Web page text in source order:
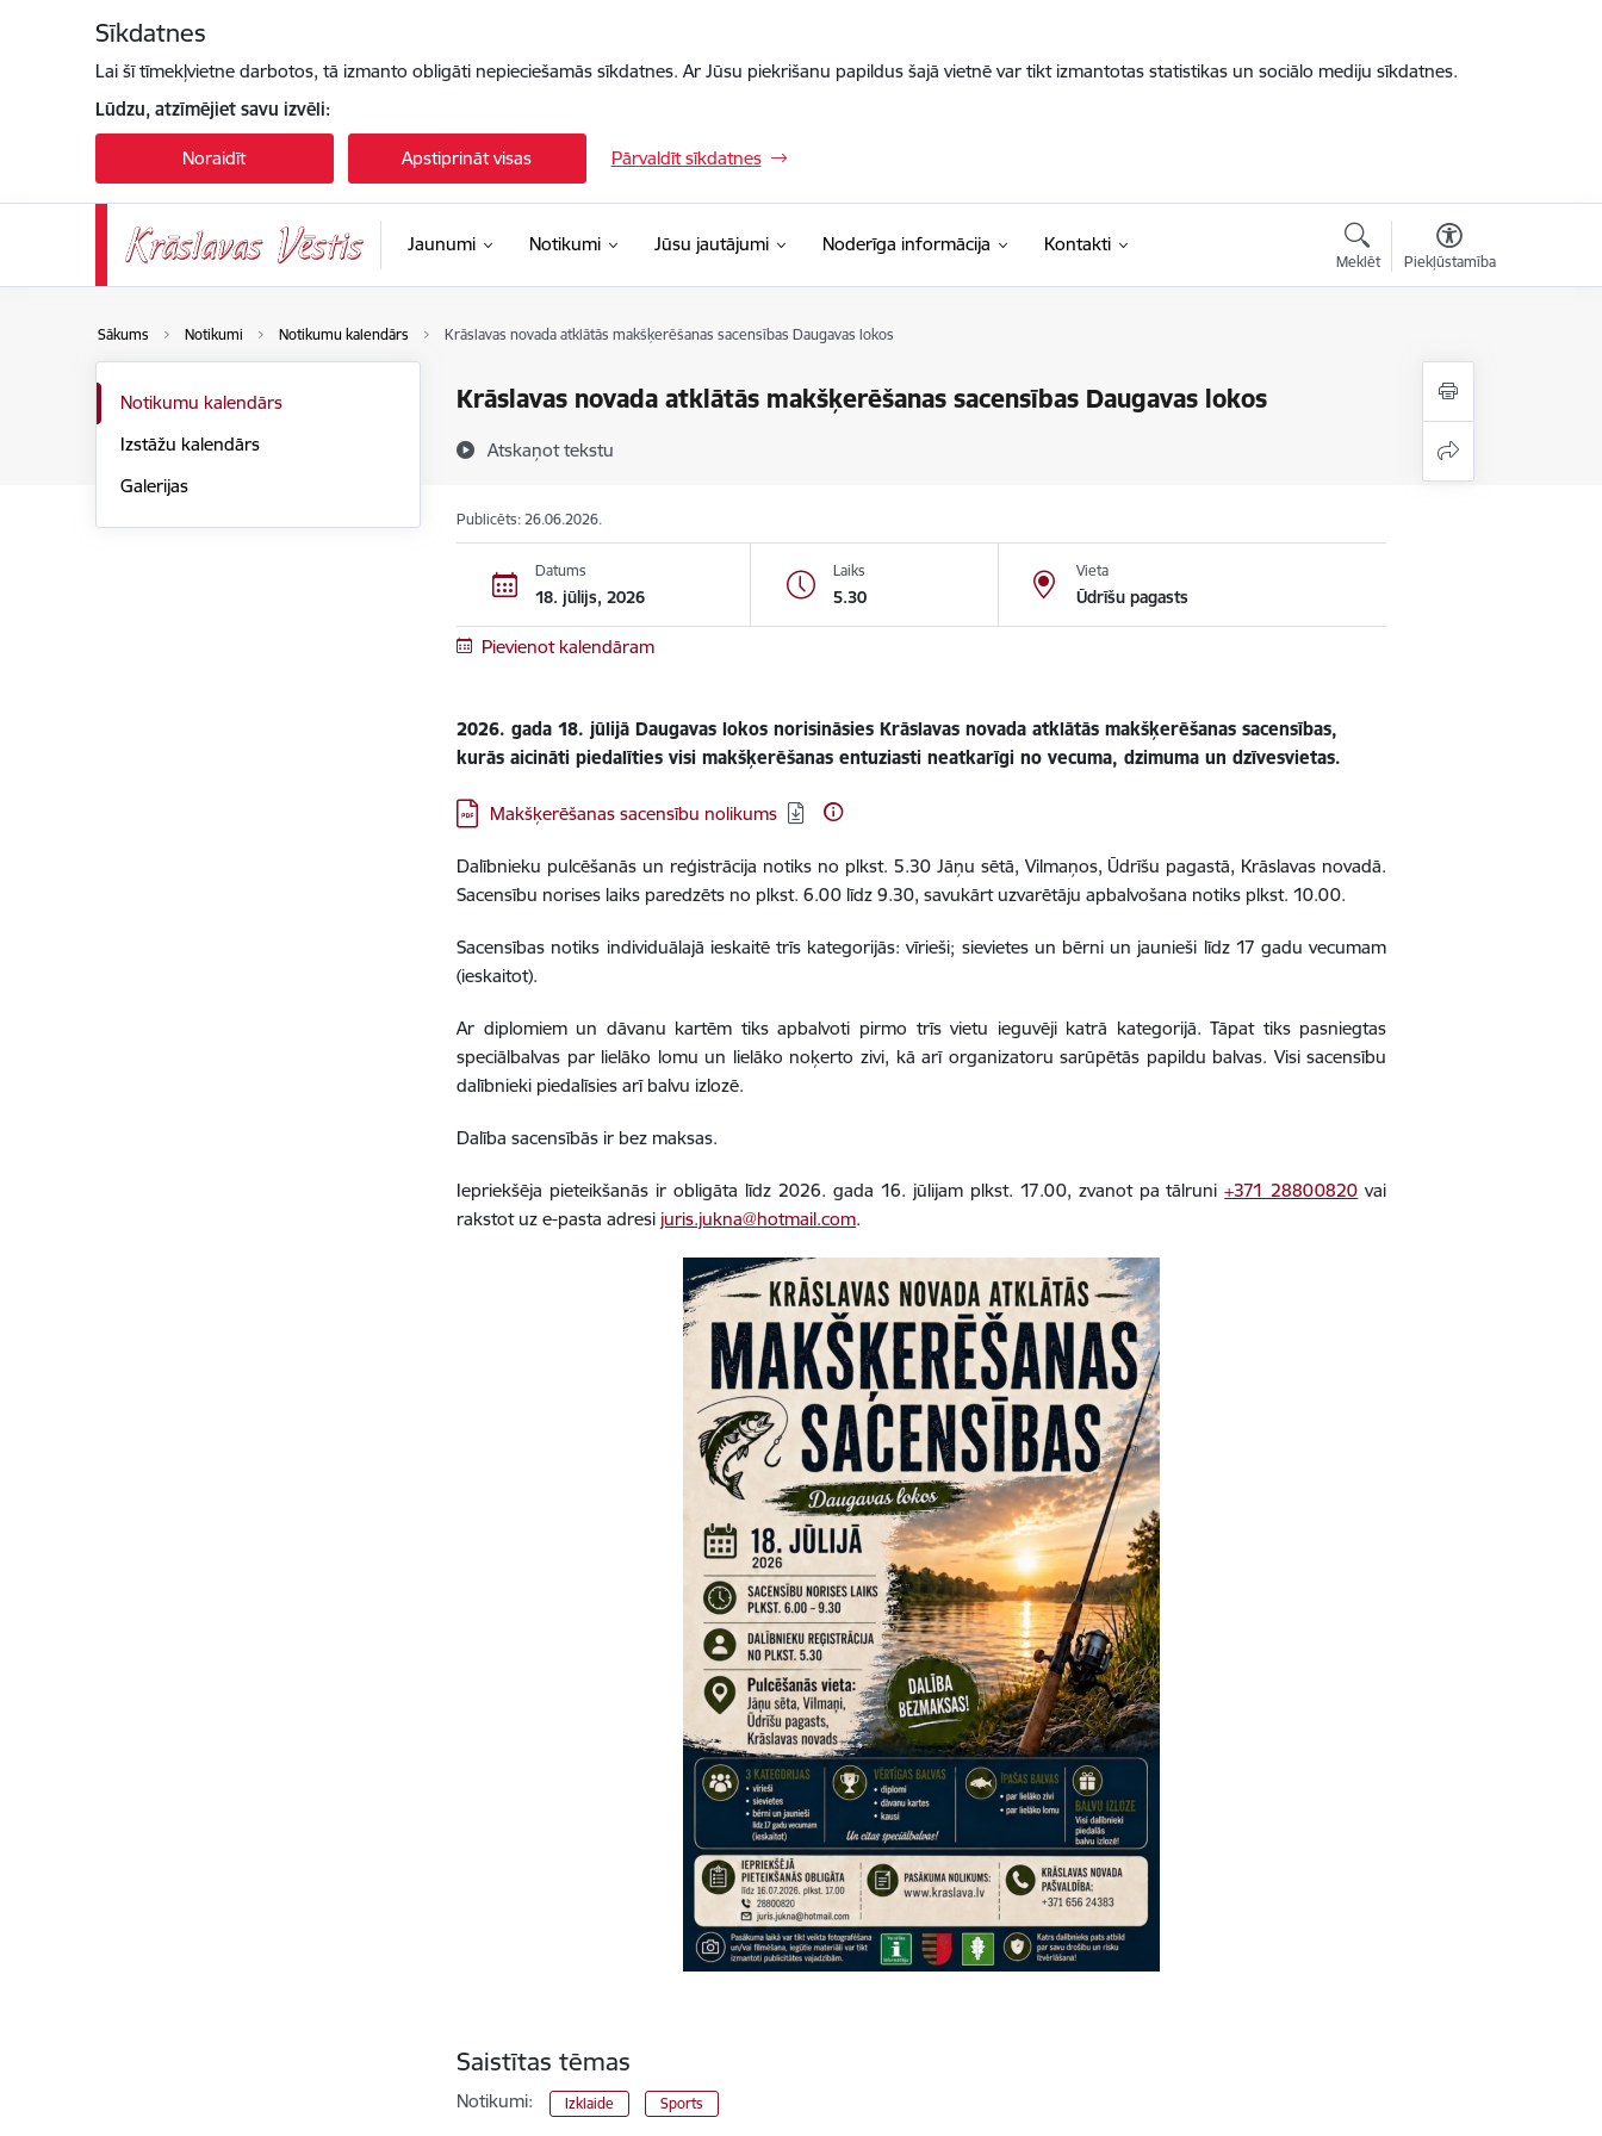
Sīkdatnes
Lai šī tīmekļvietne darbotos, tā izmanto obligāti nepieciešamās sīkdatnes. Ar Jūsu piekrišanu papildus šajā vietnē var tikt izmantotas statistikas un sociālo mediju sīkdatnes.
Lūdzu, atzīmējiet savu izvēli:
Noraidīt Apstiprināt visas Pārvaldīt sīkdatnes
Jaunumi Notikumi Jūsu jautājumi Noderīga informācija Kontakti
Meklēt Piekļūstamība
Sākums Notikumi Notikumu kalendārs Krāslavas novada atklātās makšķerēšanas sacensības Daugavas lokos
Krāslavas novada atklātās makšķerēšanas sacensības Daugavas lokos
Atskaņot tekstu
Notikumu kalendārs
Izstāžu kalendārs
Galerijas
Publicēts: 26.06.2026.
Datums
18. jūlijs, 2026
Laiks
5.30
Vieta
Ūdrīšu pagasts
Pievienot kalendāram
2026. gada 18. jūlijā Daugavas lokos norisināsies Krāslavas novada atklātās makšķerēšanas sacensības,
kurās aicināti piedalīties visi makšķerēšanas entuziasti neatkarīgi no vecuma, dzimuma un dzīvesvietas.
Lejupielādēt:
Makšķerēšanas sacensību nolikums
Dalībnieku pulcēšanās un reģistrācija notiks no plkst. 5.30 Jāņu sētā, Vilmaņos, Ūdrīšu pagastā, Krāslavas novadā.
Sacensību norises laiks paredzēts no plkst. 6.00 līdz 9.30, savukārt uzvarētāju apbalvošana notiks plkst. 10.00.
Sacensības notiks individuālajā ieskaitē trīs kategorijās: vīrieši; sievietes un bērni un jaunieši līdz 17 gadu vecumam
(ieskaitot).
Ar diplomiem un dāvanu kartēm tiks apbalvoti pirmo trīs vietu ieguvēji katrā kategorijā. Tāpat tiks pasniegtas
speciālbalvas par lielāko lomu un lielāko noķerto zivi, kā arī organizatoru sarūpētās papildu balvas. Visi sacensību
dalībnieki piedalīsies arī balvu izlozē.
Dalība sacensībās ir bez maksas.
Iepriekšēja pieteikšanās ir obligāta līdz 2026. gada 16. jūlijam plkst. 17.00, zvanot pa tālruni+371 28800820 vai
rakstot uz e-pasta adresi juris.jukna@hotmail.com.
Saistītas tēmas
Notikumi: Izklaide Sports